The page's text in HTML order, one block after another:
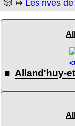
🎲 ⤇ Les rives
■ Alland'huy-